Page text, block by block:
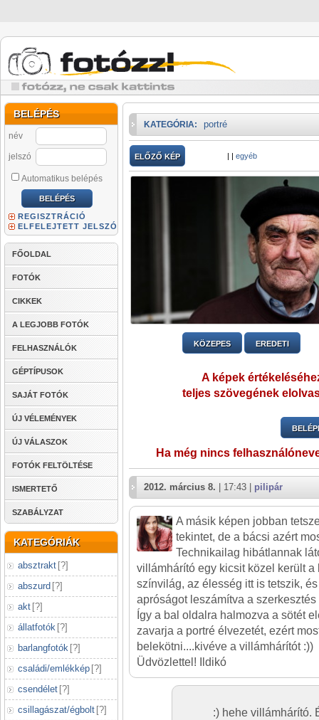
BELÉPÉS
név
jelszó
Automatikus belépés
REGISZTRÁCIÓ
ELFELEJTETT JELSZÓ
FŐOLDAL
FOTÓK
CIKKEK
A LEGJOBB FOTÓK
FELHASZNÁLÓK
GÉPTÍPUSOK
SAJÁT FOTÓK
ÚJ VÉLEMÉNYEK
ÚJ VÁLASZOK
FOTÓK FELTÖLTÉSE
ISMERTETŐ
SZABÁLYZAT
KATEGÓRIÁK
absztrakt [?]
abszurd [?]
akt [?]
állatfotók [?]
barlangfotók [?]
családi/emlékkép [?]
csendélet [?]
csillagászat/égbolt [?]
KATEGÓRIA: portré
ELŐZŐ KÉP | | egyéb
KÖZEPES EREDETI
A képek
teljes szövegének
Ha még nincs
2012. március 8. | 17:43 | pilipár
A másik képen jobban
tekintet, de a bácsi azért
Technikailag hibátlannak
villámhárító egy kicsit közel került a
színvilág, az élesség itt is tetszik,
apróságot leszámítva a szerkesztés
Így a bal oldalra halmozva a sötét
zavarja a portré élvezetét, ezért
belekötni....kivéve a villámhárítót :))
Üdvözlettel! Ildikó
:) hehe villámhárító.